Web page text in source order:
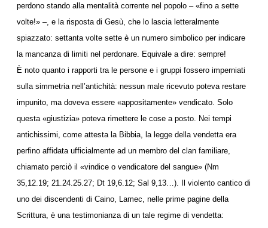
perdono stando alla mentalità corrente nel popolo – «fino a sette
volte!» –, e la risposta di Gesù, che lo lascia letteralmente
spiazzato: settanta volte sette è un numero simbolico per indicare
la mancanza di limiti nel perdonare. Equivale a dire: sempre!
È noto quanto i rapporti tra le persone e i gruppi fossero imperniati
sulla simmetria nell’antichità: nessun male ricevuto poteva restare
impunito, ma doveva essere «appositamente» vendicato. Solo
questa «giustizia» poteva rimettere le cose a posto. Nei tempi
antichissimi, come attesta la Bibbia, la legge della vendetta era
perfino affidata ufficialmente ad un membro del clan familiare,
chiamato perciò il «vindice o vendicatore del sangue» (Nm
35,12.19; 21.24.25.27; Dt 19,6.12; Sal 9,13…). Il violento cantico di
uno dei discendenti di Caino, Lamec, nelle prime pagine della
Scrittura, è una testimonianza di un tale regime di vendetta: